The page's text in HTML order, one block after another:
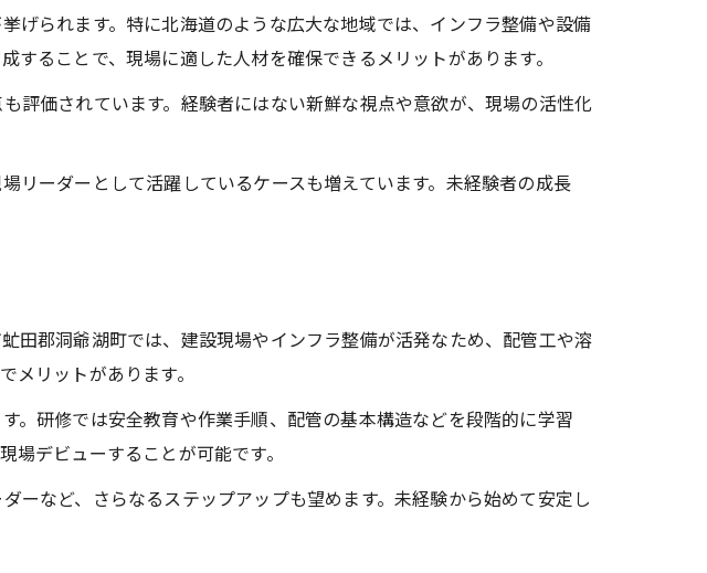
げられます。特に北海道のような広大な地域では、インフラ整備や設備
ることで、現場に適した人材を確保できるメリットがあります。
評価されています。経験者にはない新鮮な視点や意欲が、現場の活性化
リーダーとして活躍しているケースも増えています。未経験者の成長
田郡洞爺湖町では、建設現場やインフラ整備が活発なため、配管工や溶
リットがあります。
。研修では安全教育や作業手順、配管の基本構造などを段階的に学習
デビューすることが可能です。
ーなど、さらなるステップアップも望めます。未経験から始めて安定し